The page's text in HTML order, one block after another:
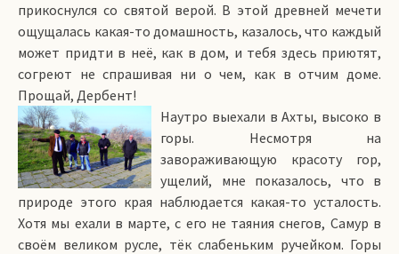
прикоснулся со святой верой. В этой древней мечети
ощущалась какая-то домашность, казалось, что каждый
может придти в неё, как в дом, и тебя здесь приютят,
согреют не спрашивая ни о чем, как в отчим доме.
Прощай, Дербент!
Наутро выехали в Ахты, высоко в
горы. Несмотря на
завораживающую красоту гор,
ущелий, мне показалось, что в
природе этого края наблюдается какая-то усталость.
Хотя мы ехали в марте, с его не таяния снегов, Самур в
своём великом русле, тёк слабеньким ручейком. Горы